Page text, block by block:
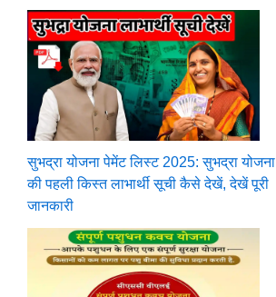
सुभद्रा योजना पेमेंट लिस्ट 2025: सुभद्रा योजना
की पहली किस्त लाभार्थी सूची कैसे देखें, देखें पूरी
जानकारी